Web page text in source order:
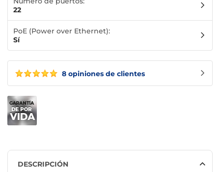
8 opiniones de clientes
22
PoE (Power over Ethernet):
Sí
DESCRIPCIÓN